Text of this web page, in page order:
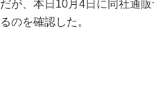
だが、本日10月4日に同社通
るのを確認した。